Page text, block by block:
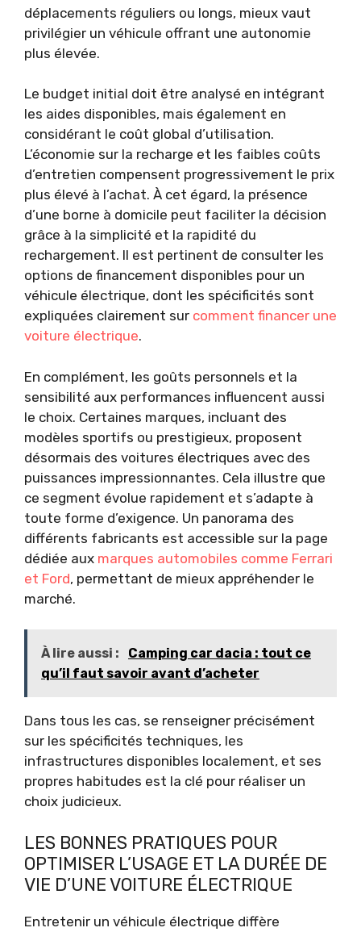
déplacements réguliers ou longs, mieux vaut
privilégier un véhicule offrant une autonomie
plus élevée.
Le budget initial doit être analysé en intégrant
les aides disponibles, mais également en
considérant le coût global d’utilisation.
L’économie sur la recharge et les faibles coûts
d’entretien compensent progressivement le prix
plus élevé à l’achat. À cet égard, la présence
d’une borne à domicile peut faciliter la décision
grâce à la simplicité et la rapidité du
rechargement. Il est pertinent de consulter les
options de financement disponibles pour un
véhicule électrique, dont les spécificités sont
expliquées clairement sur comment financer une
voiture électrique.
En complément, les goûts personnels et la
sensibilité aux performances influencent aussi
le choix. Certaines marques, incluant des
modèles sportifs ou prestigieux, proposent
désormais des voitures électriques avec des
puissances impressionnantes. Cela illustre que
ce segment évolue rapidement et s’adapte à
toute forme d’exigence. Un panorama des
différents fabricants est accessible sur la page
dédiée aux marques automobiles comme Ferrari
et Ford, permettant de mieux appréhender le
marché.
À lire aussi :
Camping car dacia : tout ce
qu’il faut savoir avant d’acheter
Dans tous les cas, se renseigner précisément
sur les spécificités techniques, les
infrastructures disponibles localement, et ses
propres habitudes est la clé pour réaliser un
choix judicieux.
LES BONNES PRATIQUES POUR
OPTIMISER L’USAGE ET LA DURÉE DE
VIE D’UNE VOITURE ÉLECTRIQUE
Entretenir un véhicule électrique diffère